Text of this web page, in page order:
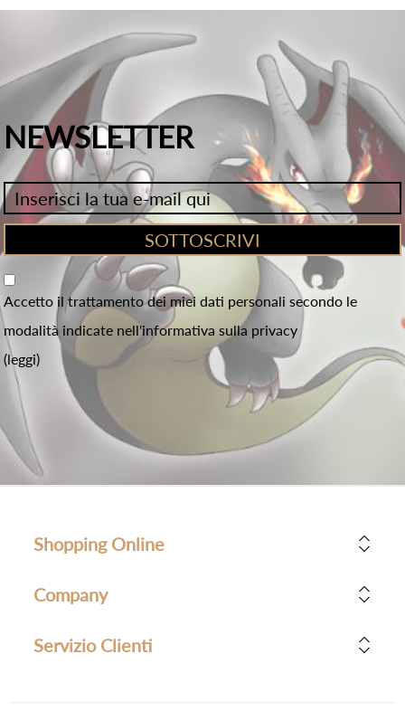
NEWSLETTER
Accetto il trattamento dei miei dati personali secondo le
modalità indicate nell'informativa sulla privacy
(leggi)
Shopping Online
Company
Servizio Clienti